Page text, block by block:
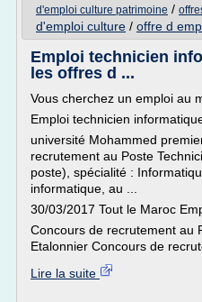
d'emploi culture patrimoine /
d'emploi culture / offre d
Emploi technicien
les offres d ...
Vous cherchez un emploi au
Emploi technicien
université Mohammed
recrutement au Poste
poste), spécialité :
informatique, au ...
30/03/2017 Tout le Maroc
Concours de recrutement au
Etalonnier Concours de
Lire la suite